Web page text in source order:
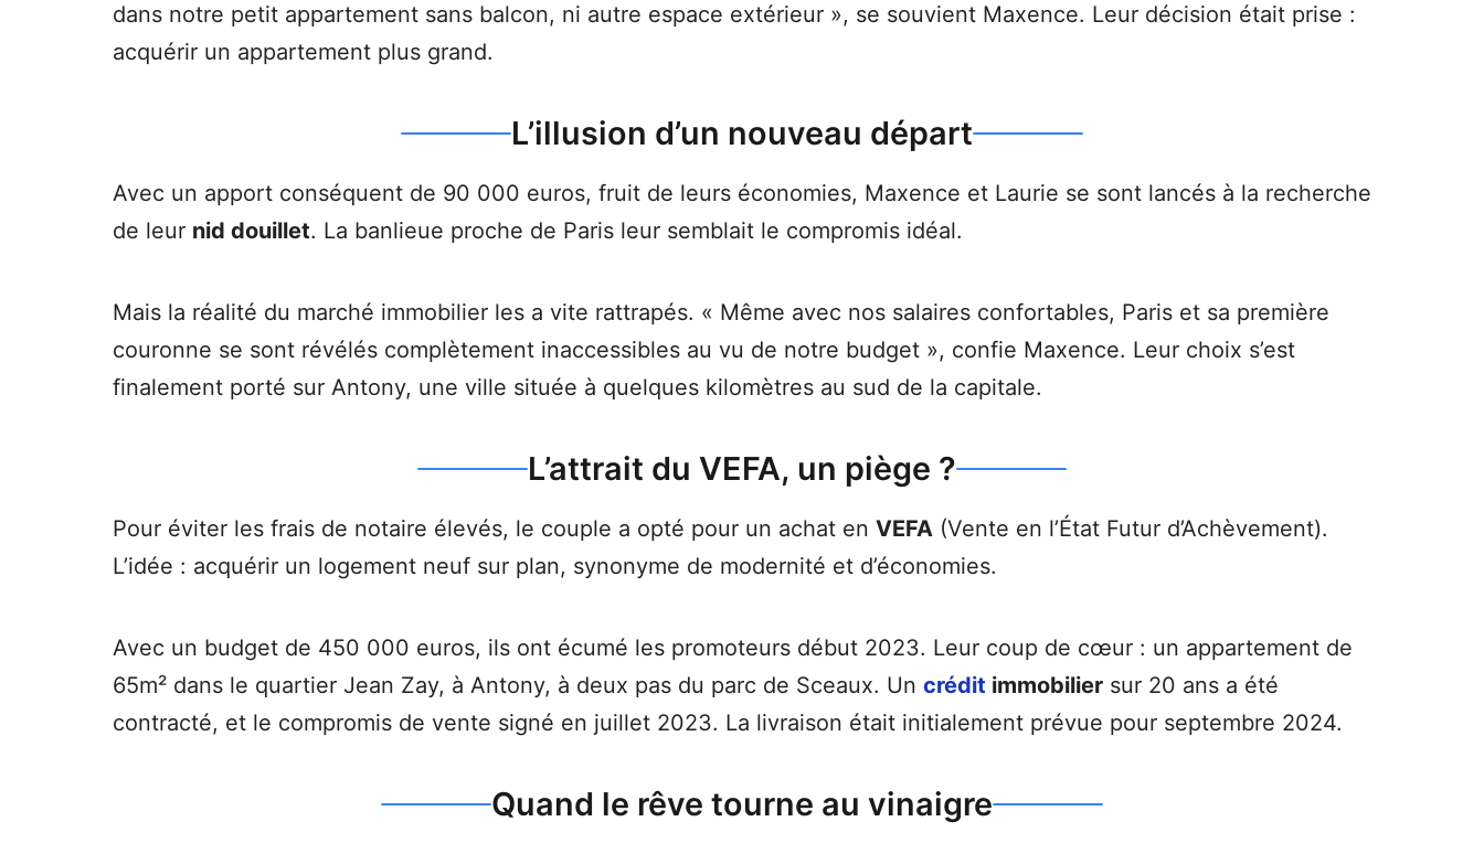
dans notre petit appartement sans balcon, ni autre espace extérieur », se souvient Maxence. Leur décision était prise :
acquérir un appartement plus grand.
L’illusion d’un nouveau départ
Avec un apport conséquent de 90 000 euros, fruit de leurs économies, Maxence et Laurie se sont lancés à la recherche
de leur nid douillet. La banlieue proche de Paris leur semblait le compromis idéal.
Mais la réalité du marché immobilier les a vite rattrapés. « Même avec nos salaires confortables, Paris et sa première
couronne se sont révélés complètement inaccessibles au vu de notre budget », confie Maxence. Leur choix s’est
finalement porté sur Antony, une ville située à quelques kilomètres au sud de la capitale.
L’attrait du VEFA, un piège ?
Pour éviter les frais de notaire élevés, le couple a opté pour un achat en VEFA (Vente en l’État Futur d’Achèvement).
L’idée : acquérir un logement neuf sur plan, synonyme de modernité et d’économies.
Avec un budget de 450 000 euros, ils ont écumé les promoteurs début 2023. Leur coup de cœur : un appartement de
65m² dans le quartier Jean Zay, à Antony, à deux pas du parc de Sceaux. Un crédit immobilier sur 20 ans a été
contracté, et le compromis de vente signé en juillet 2023. La livraison était initialement prévue pour septembre 2024.
Quand le rêve tourne au vinaigre